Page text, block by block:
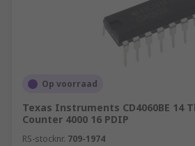
Op voorraad
Texas Instruments CD4060BE 14
Counter 4000 16 PDIP
RS-stocknr. 709-1974